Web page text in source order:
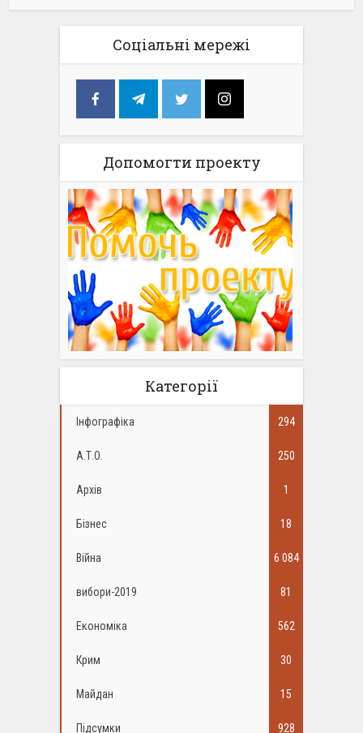
Соціальні мережі
Допомогти проекту
Категорії
Інфографіка 294
А.Т.О. 250
Архів 1
Бізнес 18
Війна 6 084
вибори-2019 81
Економіка 562
Крим 30
Майдан 15
Підсумки 928